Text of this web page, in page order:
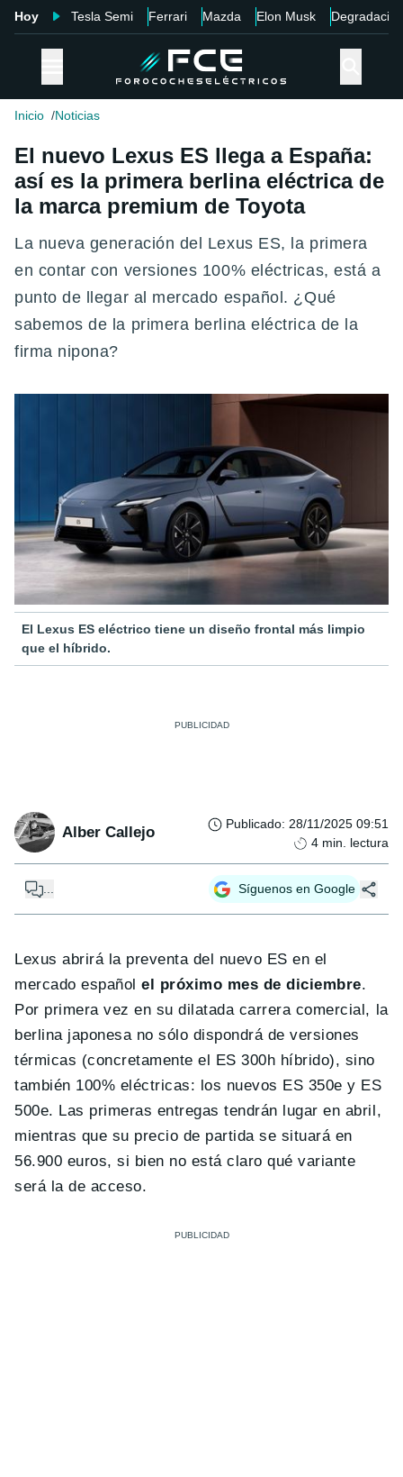
Hoy Tesla Semi Ferrari Mazda Elon Musk Degradación
Inicio Noticias
El nuevo Lexus ES llega a España:
así es la primera berlina eléctrica de
la marca premium de Toyota
La nueva generación del Lexus ES, la primera
en contar con versiones 100% eléctricas, está a
punto de llegar al mercado español. ¿Qué
sabemos de la primera berlina eléctrica de la
firma nipona?
El Lexus ES eléctrico tiene un diseño frontal más limpio
que el híbrido.
Alber Callejo Publicado: 28/11/2025 09:51
4 min. lectura
... Síguenos en Google
Lexus abrirá la preventa del nuevo ES en el
mercado españolel próximo mes de diciembre.
Por primera vez en su dilatada carrera comercial, la
berlina japonesa no sólo dispondrá de versiones
térmicas (concretamente el ES 300h híbrido), sino
también 100% eléctricas: los nuevos ES 350e y ES
500e. Las primeras entregas tendrán lugar en abril,
mientras que su precio de partida se situará en
56.900 euros, si bien no está claro qué variante
será la de acceso.